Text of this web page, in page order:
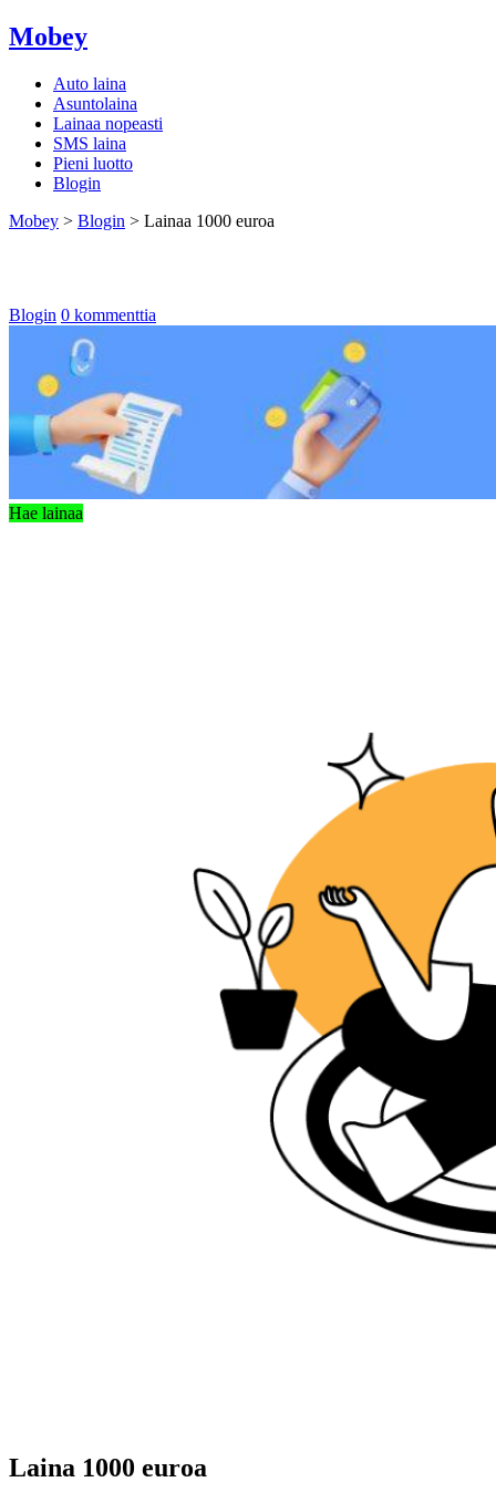
Mobey
Auto laina
Asuntolaina
Lainaa nopeasti
SMS laina
Pieni luotto
Blogin
Mobey > Blogin > Lainaa 1000 euroa
Blogin 0 kommenttia
Hae lainaa
Laina 1000 euroa